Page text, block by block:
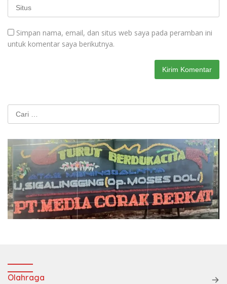
Simpan nama, email, dan situs web saya pada peramban ini
untuk komentar saya berikutnya.
Cari
untuk:
Olahraga